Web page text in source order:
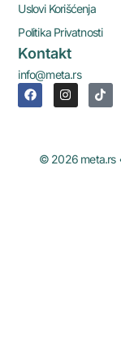
Uslovi Korišćenja
Politika Privatnosti
Kontakt
info@meta.rs
© 2026 meta.rs